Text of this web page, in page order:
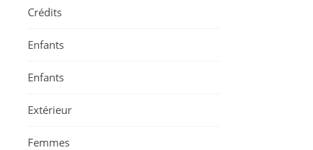
Crédits
Enfants
Enfants
Extérieur
Femmes